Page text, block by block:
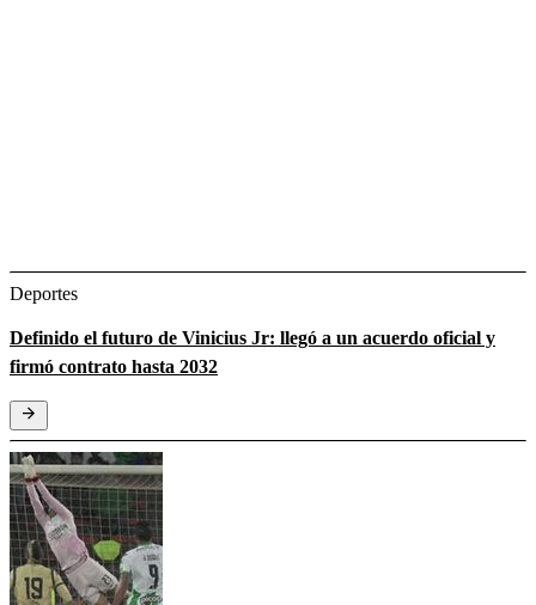
Deportes
Definido el futuro de Vinicius Jr: llegó a un acuerdo oficial y
firmó contrato hasta 2032